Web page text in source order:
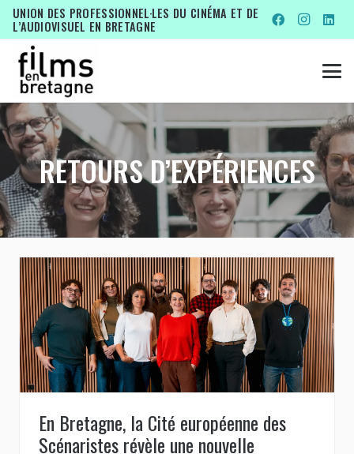
UNION DES PROFESSIONNEL·LES DU CINÉMA ET DE
L’AUDIOVISUEL EN BRETAGNE
RETOURS D’EXPÉRIENCES
En Bretagne, la Cité européenne des
Scénaristes révèle une nouvelle